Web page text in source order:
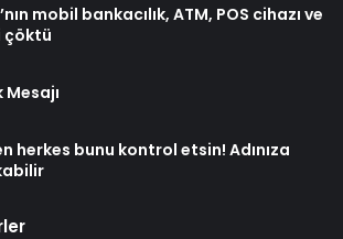
mobil bankacılık, ATM, POS cihazı ve
çöktü
Mesajı
herkes bunu kontrol etsin! Adınıza